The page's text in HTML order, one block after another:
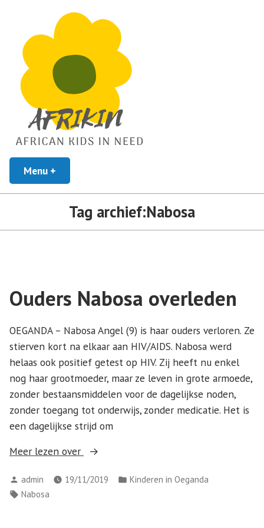
Afrikin
Menu +
Tag archief:Nabosa
Ouders Nabosa overleden
OEGANDA – Nabosa Angel (9) is haar ouders verloren. Ze
stierven kort na elkaar aan HIV/AIDS. Nabosa werd
helaas ook positief getest op HIV. Zij heeft nu enkel
nog haar grootmoeder, maar ze leven in grote armoede,
zonder bestaansmiddelen voor de dagelijkse noden,
zonder toegang tot onderwijs, zonder medicatie. Het is
een dagelijkse strijd om
Meer lezen over
admin 19/11/2019
Kinderen in Oeganda
Nabosa